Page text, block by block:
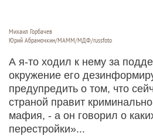
Михаил Горбачев
Юрий Абрамочкин/МАММ/МДФ/russfoto
А я-то ходил к нему за
окружение его
предупредить о том, что
страной правит
мафия, - а он говорил о
перестройки»...